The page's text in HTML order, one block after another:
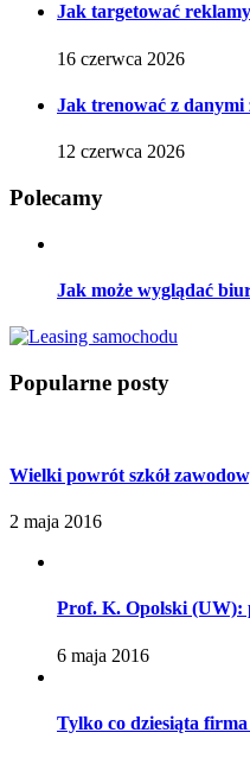
Jak targetować
16 czerwca 2026
Jak trenować z danymi
12 czerwca 2026
Polecamy
Jak może wyglądać
Popularne posty
Wielki powrót szkół
2 maja 2016
Prof. K. Opolski (UW):
6 maja 2016
Tylko co dziesiąta